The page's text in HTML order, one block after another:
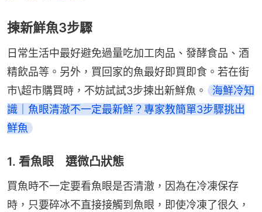
揀新鮮魚3步驟
日常生活中最好避免過量吃加工肉品、發酵食品、酒
精飲品等。另外，買回家的魚最好即買即食。若在街
市\超市購買時，不妨試試3步揀出新鮮魚。
海鮮冷知
識｜魚眼清澈不一定最新鮮？專家教簡單3步驟挑出
鮮魚
1. 看魚眼 選微凸狀態
買魚時不一定要看魚眼是否清澈，因為在冷凍保存
時，只要碎冰不直接接觸到魚眼，即使冷凍了很久，